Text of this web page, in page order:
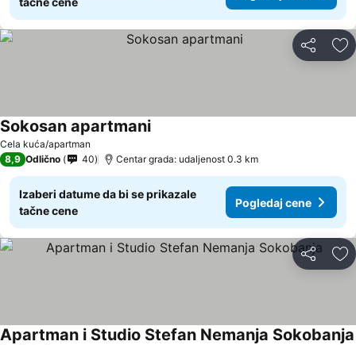
Deli
Cela kuća/apartman
Sokosan apartmaniPogledaj cene
8,9 Odlično 40 Centar grada: udaljenost 0.3 km
Izaberi datume da bi se prikazale
tačne cene
Pogledaj cene
Deli
Apartman i Studio Stefan Nemanja Sokobanja